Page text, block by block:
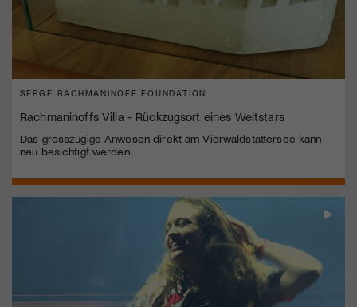
SERGE RACHMANINOFF FOUNDATION
Rachmaninoffs Villa - Rückzugsort eines Weltstars
Das grosszügige Anwesen direkt am Vierwaldstättersee kann
neu besichtigt werden.